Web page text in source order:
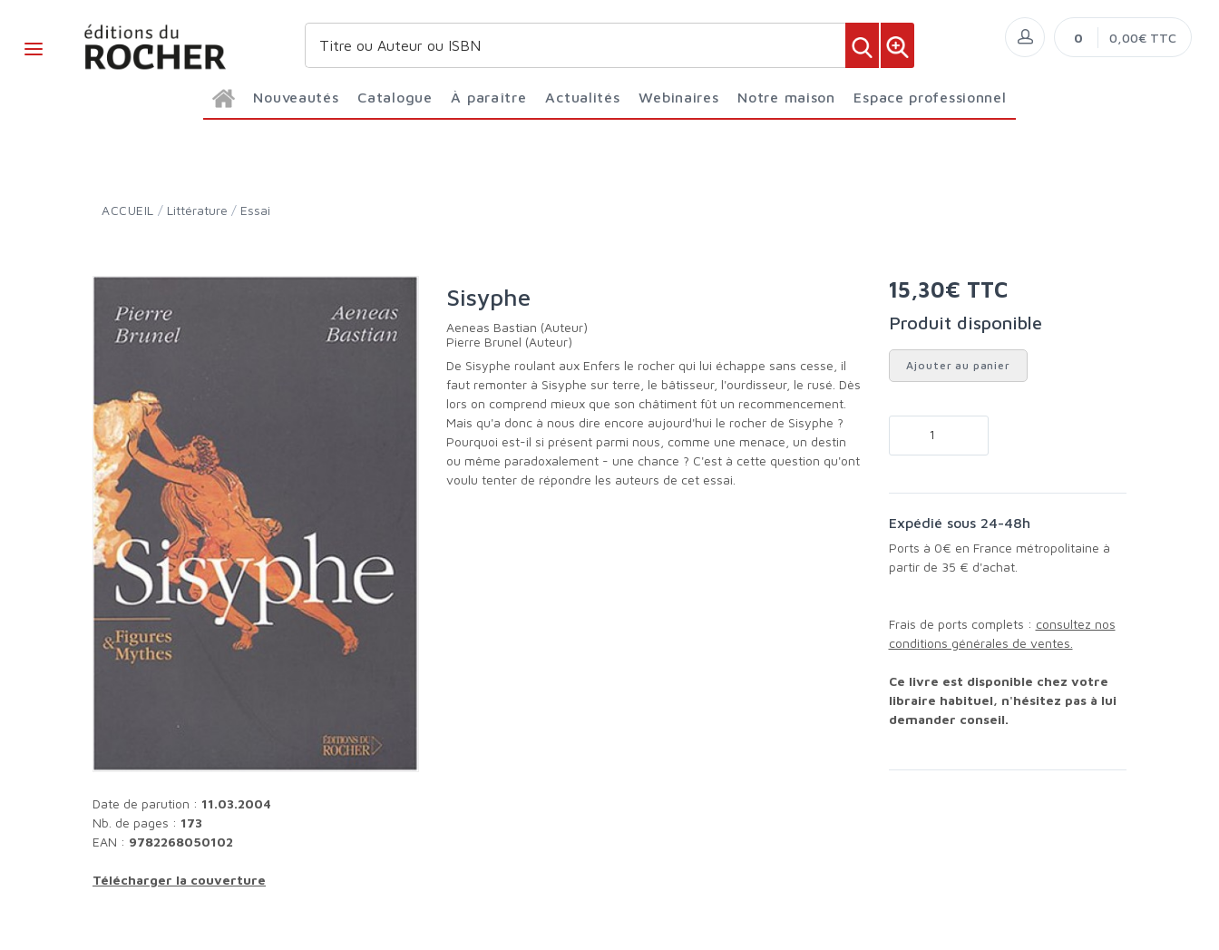
Nouveautés Catalogue À paraître Actualités Webinaires Notre maison Espace professionnel
0 0,00€ TTC
ACCUEIL / Littérature / Essai
Date de parution : 11.03.2004
Nb. de pages : 173
EAN : 9782268050102
Télécharger la couverture
Sisyphe
Aeneas Bastian (Auteur)
Pierre Brunel (Auteur)
De Sisyphe roulant aux Enfers le rocher qui lui échappe sans cesse, il
faut remonter à Sisyphe sur terre, le bâtisseur, l'ourdisseur, le rusé. Dès
lors on comprend mieux que son châtiment fût un recommencement.
Mais qu'a donc à nous dire encore aujourd'hui le rocher de Sisyphe ?
Pourquoi est-il si présent parmi nous, comme une menace, un destin
ou même paradoxalement - une chance ? C'est à cette question qu'ont
voulu tenter de répondre les auteurs de cet essai.
15,30€ TTC
Produit disponible
Ajouter au panier
Expédié sous 24-48h
Ports à 0€ en France métropolitaine à
partir de 35 € d'achat.
Frais de ports complets : consultez nos
conditions générales de ventes.
Ce livre est disponible chez votre
libraire habituel, n'hésitez pas à lui
demander conseil.